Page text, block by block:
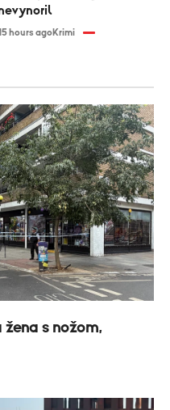
hours agoKrimi
s nožom,